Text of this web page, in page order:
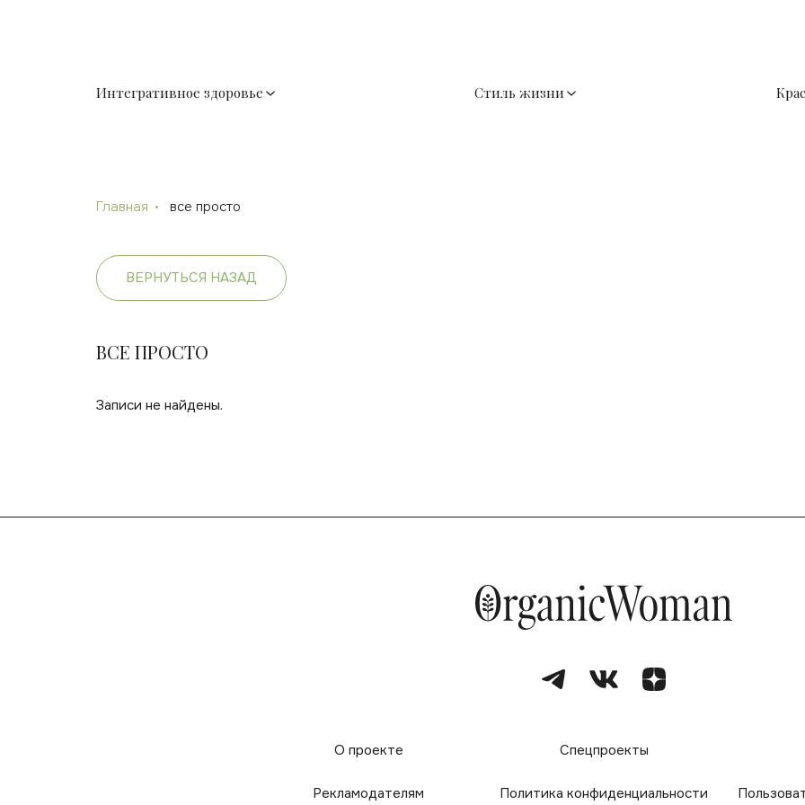
Интегративное здоровье Стиль жизни
Главная все просто
ВЕРНУТЬСЯ НАЗАД
ВСЕ ПРОСТО
Записи не найдены.
О проекте Спецпроекты
Рекламодателям Политика конфиденциальности